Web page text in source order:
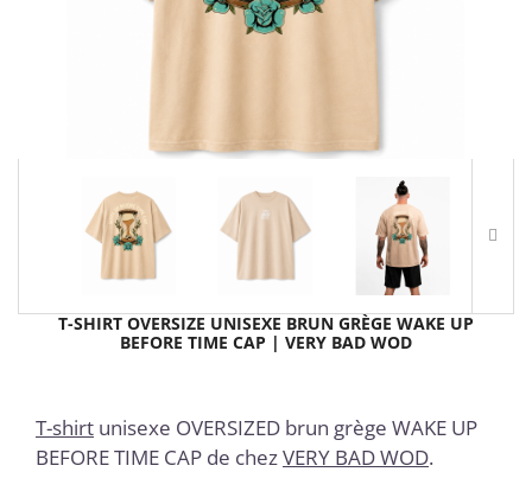
T-SHIRT OVERSIZE UNISEXE BRUN GRÈGE WAKE UP
BEFORE TIME CAP | VERY BAD WOD
T-shirt unisexe OVERSIZED brun grège WAKE UP
BEFORE TIME CAP de chezVERY BAD WOD.